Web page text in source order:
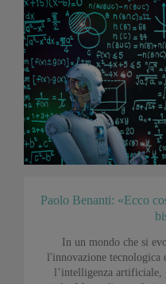
Paolo Benanti: «Ecco
In un mondo che si
l'innovazione
l’intelligenza